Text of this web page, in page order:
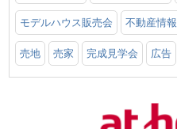
モデルハウス販売会 不動産情報
売地 売家 完成見学会 広告